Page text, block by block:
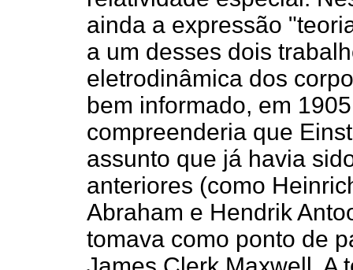
ainda a expressão
a um desses dois
eletrodinâmica dos
bem informado, em
compreenderia que
assunto que já havia
anteriores (como
Abraham e Hendrik
tomava como ponto de